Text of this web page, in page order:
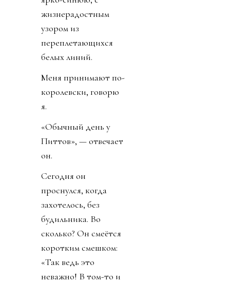
жизнерадостным
узором из
переплетающихся
белых линий.
Меня принимают по-
королевски, говорю
я.
«Обычный день у
Питтов», — отвечает
он.
Сегодня он
проснулся, когда
захотелось, без
будильника. Во
сколько? Он смеётся
коротким смешком:
«Так ведь это
неважно! В том-то и